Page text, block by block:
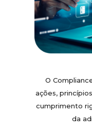
O
ações,
cumprimento
da